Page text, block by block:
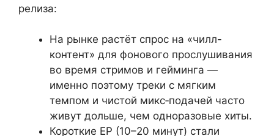
релиза:
На рынке растёт спрос на «чилл-
контент» для фонового прослушивания
во время стримов и гейминга —
именно поэтому треки с мягким
темпом и чистой микс‑подачей часто
живут дольше, чем одноразовые хиты.
Короткие EP (10–20 минут) стали